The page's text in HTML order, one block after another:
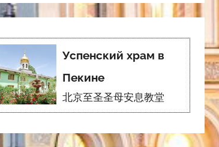
Успенский храм в
Пекине
北京至圣圣母安息教堂